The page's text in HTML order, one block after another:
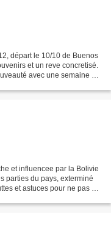
départ le 10/10 de Buenos
et un reve concretisé.
avec une semaine de
et influencee par la Bolivie
parties du pays, exterminé
et astuces pour ne pas se